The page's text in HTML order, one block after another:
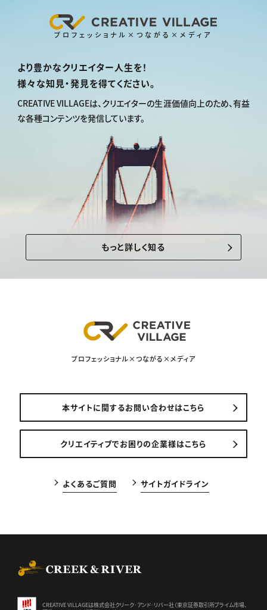
プロフェッショナル×つながる×メディア
より豊かなクリエイター人生を！
様々な知見・発見を得てください。
CREATIVE VILLAGEは、 クリエイターの生涯価値向上のため、有益
な各種コンテンツを発信しています。
もっと詳しく知る
プロフェッショナル×つながる×メディア
本サイトに関するお問い合わせはこちら
クリエイティブでお困りの企業様はこちら
よくあるご質問 サイトガイドライン
CREATIVE VILLAGEは株式会社クリーク･アンド･リバー社（東京証券取引所プライム市場、